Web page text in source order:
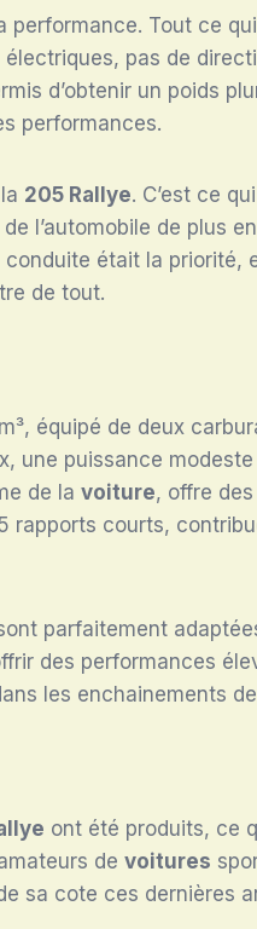
Tout ce qui
pas de
d’obtenir un poids
performances.
205 Rallye. C’est ce
l’automobile de plus
était la priorité,
de tout.
équipé de deux
une puissance
de la voiture, offre
rapports courts,
parfaitement
des performances
les enchainements
ont été produits, ce
de voitures
sa cote ces dernières